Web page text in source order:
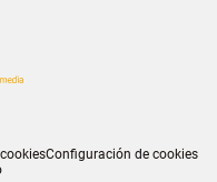
Configuración de cookies